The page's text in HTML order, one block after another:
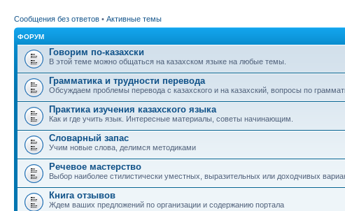
Сообщения без ответов • Активные темы
ФОРУМ
Говорим по-казахски
В этой теме можно общаться на казахском языке на любые темы.
Грамматика и трудности перевода
Обсуждаем проблемы перевода с казахского и на казахский, вопросы по
Практика изучения казахского языка
Как и где учить язык. Интересные материалы, советы начинающим.
Словарный запас
Учим новые слова, делимся методиками
Речевое мастерство
Выбор наиболее стилистически уместных, выразительных или доходчивых
Книга отзывов
Ждем ваших предложений по организации и содержанию портала